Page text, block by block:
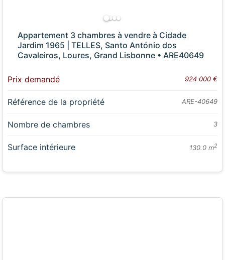
Appartement 3 chambres à vendre à Cidade
Jardim 1965 | TELLES, Santo António dos
Cavaleiros, Loures, Grand Lisbonne • ARE40649
Prix demandé 924 000 €
Référence de la propriété ARE-40649
Nombre de chambres 3
Surface intérieure 130.0 m2